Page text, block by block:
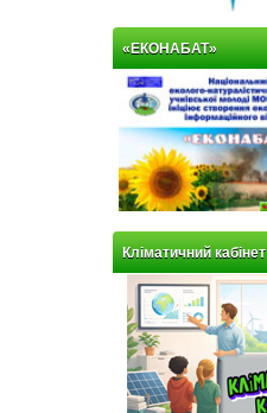
«ЕКОНАБАТ»
Кліматичний кабінет